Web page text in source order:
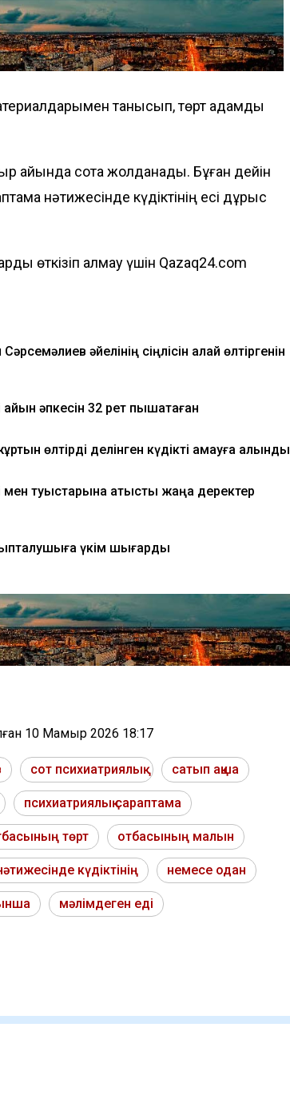
танысып, төрт адамды
айында сотқа жолданады. Бұған дейін
нәтижесінде күдіктінің есі дұрыс
өткізіп алмау үшін Qazaq24.com
әйелінің сіңлісін қалай өлтіргенін
әпкесін 32 рет пышақтаған
өлтірді делінген күдікті қамауға алынды
мен туыстарына қатысты жаңа деректер
үкім шығарды
10 Мамыр 2026 18:17
сот психиатриялық сатып ақша
психиатриялық сараптама
төрт отбасының малын
күдіктінің немесе одан
мәлімдеген еді